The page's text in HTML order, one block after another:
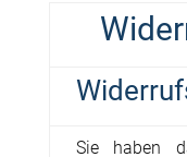
Sie haben